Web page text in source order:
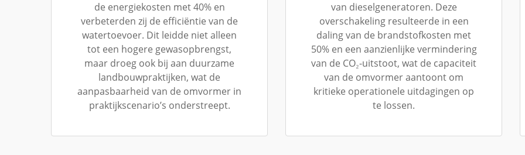
de energiekosten met 40% en
verbeterden zij de efficiëntie van de
watertoevoer. Dit leidde niet alleen
tot een hogere gewasopbrengst,
maar droeg ook bij aan duurzame
landbouwpraktijken, wat de
aanpasbaarheid van de omvormer in
praktijkscenario’s onderstreept.
van dieselgeneratoren. Deze
overschakeling resulteerde in een
daling van de brandstofkosten met
50% en een aanzienlijke vermindering
van de CO₂-uitstoot, wat de capaciteit
van de omvormer aantoont om
kritieke operationele uitdagingen op
te lossen.